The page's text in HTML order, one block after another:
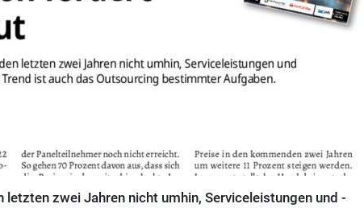
letzten zwei Jahren nicht umhin, Service­leistungen und